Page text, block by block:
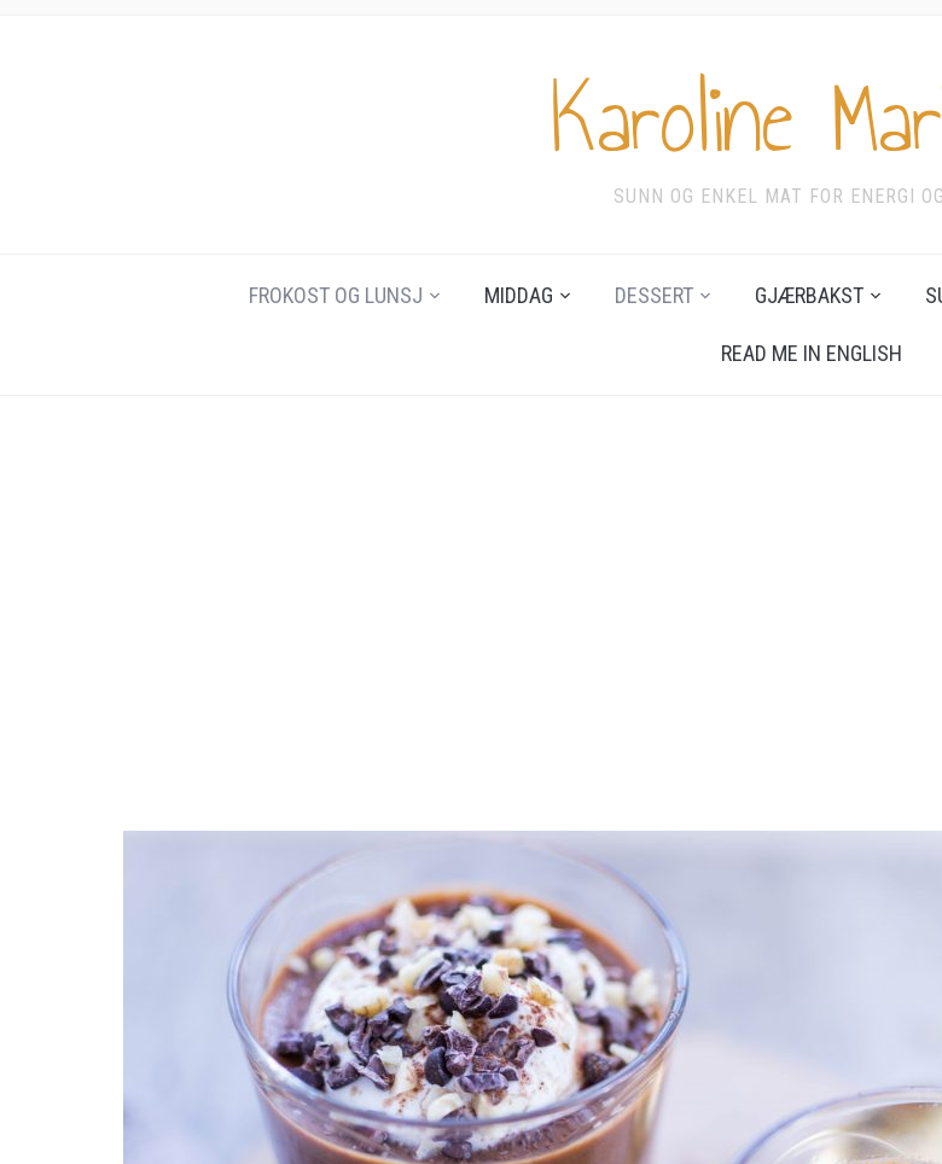
Karoline
SUNN OG ENKEL MAT FOR ENERGI
FROKOST OG LUNSJ MIDDAG DESSERT GJÆRBAKST
READ ME IN ENGLISH